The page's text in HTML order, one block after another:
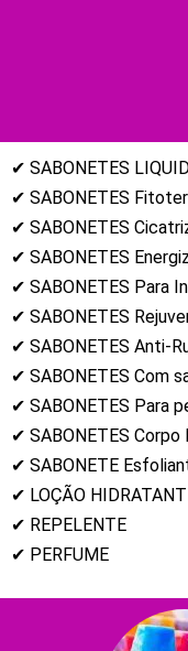
✔ SABONETES
✔ SABONETES
✔ SABONETES
✔ SABONETES
✔ SABONETES Para
✔ SABONETES
✔ SABONETES Anti-
✔ SABONETES Com
✔ SABONETES Para
✔ SABONETES Corpo
✔ SABONETE
✔ LOÇÃO
✔ REPELENTE
✔ PERFUME